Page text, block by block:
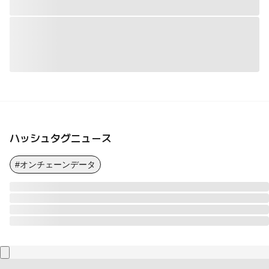
ハッシュタグニュース
#オンチェーンデータ